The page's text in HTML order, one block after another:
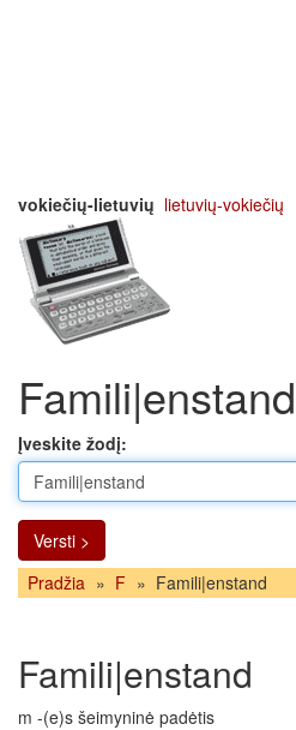
vokiečių-lietuvių lietuvių-vokiečių
Įveskite žodį:
Versti >
Pradžia » F » Famili|enstand
Famili|enstand
m -(e)s šeimyninė padėtis